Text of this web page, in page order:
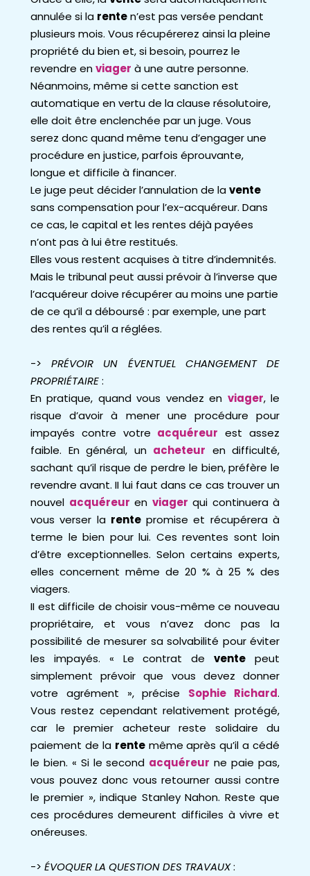
annulée si la renten’est pas versée pendant
plusieurs mois. Vous récupérerez ainsi la pleine
propriété du bien et, si besoin, pourrez le
revendre enviager à une autre personne.
Néanmoins, même si cette sanction est
automatique en vertu de la clause résolutoire,
elle doit être enclenchée par un juge. Vous
serez donc quand même tenu d’engager une
procédure en justice, parfois éprouvante,
longue et difficile à financer.
Le juge peut décider l’annulation de lavente
sans compensation pour l’ex-acquéreur. Dans
ce cas, le capital et les rentes déjà payées
n’ont pas à lui être restitués.
Elles vous restent acquises à titre d’indemnités.
Mais le tribunal peut aussi prévoir à l’inverse que
l’acquéreur doive récupérer au moins une partie
de ce qu’il a déboursé : par exemple, une part
des rentes qu’il a réglées.
->PRÉVOIR UN ÉVENTUEL CHANGEMENTDE
PROPRIÉTAIRE:
En pratique, quand vous vendez en viager, le
risque d’avoir à mener une procédure pour
impayés contre votre acquéreur est assez
faible. En général, un acheteur en difficulté,
sachant qu’il risque de perdre le bien, préfère le
revendre avant. II lui faut dans ce cas trouver un
nouvel acquéreur en viager qui continuera à
vous verser la rentepromise et récupérera à
terme le bien pour lui. Ces reventes sont loin
d’être exceptionnelles. Selon certains experts,
elles concernent même de 20 % à 25 % des
viagers.
II est difficile de choisir vous-même ce nouveau
propriétaire, et vous n’avez donc pas la
possibilité de mesurer sa solvabilité pour éviter
les impayés. « Le contrat devente peut
simplement prévoir que vous devez donner
votre agrément », précise Sophie Richard.
Vous restez cependant relativement protégé,
car le premier acheteur reste solidaire du
paiement de la rentemême après qu’il a cédé
le bien. « Si le second acquéreur ne paie pas,
vous pouvez donc vous retourner aussi contre
le premier », indique Stanley Nahon. Reste que
ces procédures demeurent difficiles à vivre et
onéreuses.
-> ÉVOQUER LA QUESTION DES TRAVAUX: